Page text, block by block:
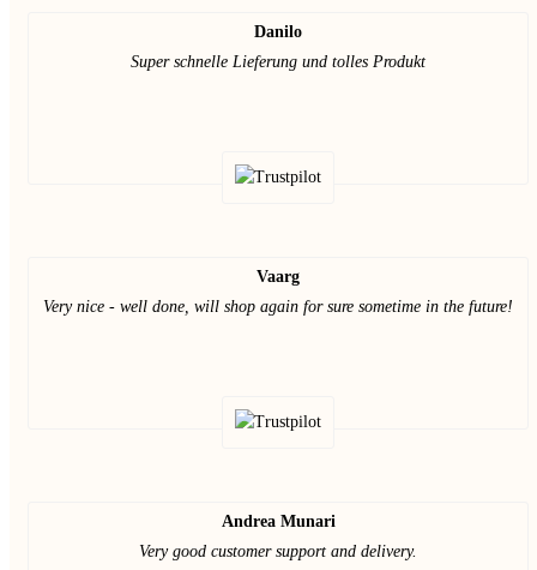
Danilo
Super schnelle Lieferung und tolles Produkt
Vaarg
Very nice - well done, will shop again for sure sometime in the future!
Andrea Munari
Very good customer support and delivery.